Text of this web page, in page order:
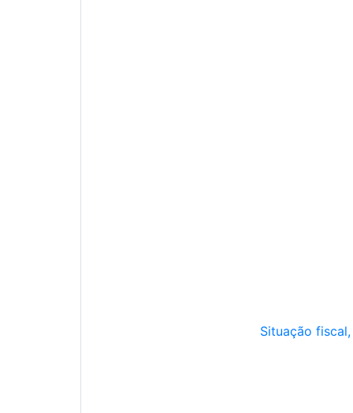
Situação